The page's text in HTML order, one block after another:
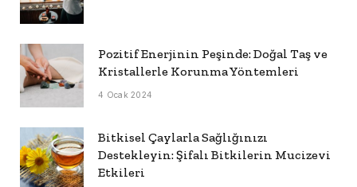
Pozitif Enerjinin Peşinde: Doğal Taş ve
Kristallerle Korunma Yöntemleri
4 Ocak 2024
Bitkisel Çaylarla Sağlığınızı
Destekleyin: Şifalı Bitkilerin Mucizevi
Etkileri